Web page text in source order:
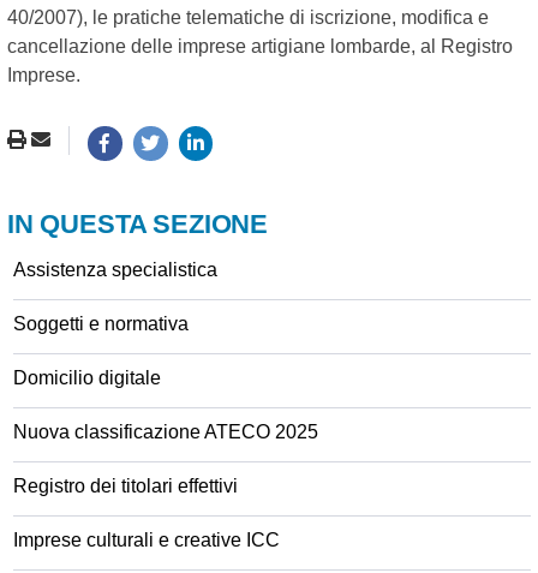
40/2007), le pratiche telematiche di iscrizione, modifica e
cancellazione delle imprese artigiane lombarde, al Registro
Imprese.
IN QUESTA SEZIONE
Assistenza specialistica
Soggetti e normativa
Domicilio digitale
Nuova classificazione ATECO 2025
Registro dei titolari effettivi
Imprese culturali e creative ICC